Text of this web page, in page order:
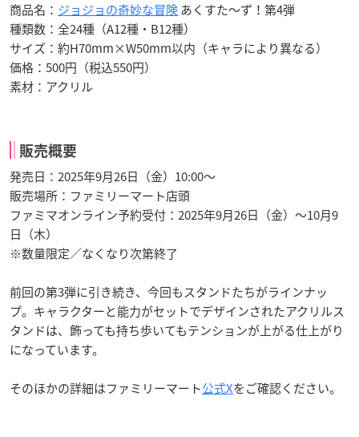
商品名： ジョジョの奇妙な冒険あくすた～ず！第4弾
種類数：全24種（A12種・B12種）
サイズ：約H70mm×W50mm以内（キャラにより異なる）
価格：500円（税込550円）
素材：アクリル
販売概要
発売日：2025年9月26日（金）10:00～
販売場所：ファミリーマート店頭
ファミマオンライン予約受付：2025年9月26日（金）〜10月9
日（木）
※数量限定／なくなり次第終了
前回の第3弾に引き続き、今回もスタンドたちがラインナッ
プ。キャラクターと能力がセットでデザインされたアクリルス
タンドは、飾っても持ち歩いてもテンションが上がる仕上がり
になっています。
そのほかの詳細はファミリーマート公式Xをご確認ください。